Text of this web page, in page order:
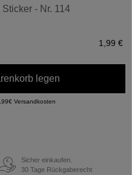
- Nr. 114
1,99 €
legen
Versandkosten
€
Sicher einkaufen.
30 Tage Rückgaberecht